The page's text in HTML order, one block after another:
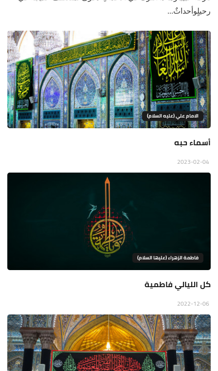
رحيلٍوأحداثٌ...
الامام علي (عليه السلام)
أسماء حبه
فاطمة الزهراء (عليها السلام)
كل الليالي فاطمية